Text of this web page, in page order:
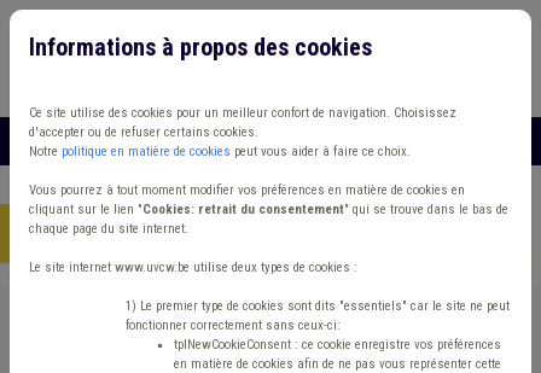
Accueil > Caméra
Trouver un contenu
Informations à propos des cookies
Ce site utilise des cookies pour un meilleur confort de navigation. Choisissez
d'accepter ou de refuser certains cookies.
Notre politique en matière de cookies peut vous aider à faire ce choix.
Vous pourrez à tout moment modifier vos préférences en matière de cookies en
cliquant sur le lien "Cookies: retrait du consentement" qui se trouve dans le bas de
chaque page du site internet.
Le site internet www.uvcw.be utilise deux types de cookies :
1) Le premier type de cookies sont dits "essentiels" car le site ne peut
fonctionner correctement sans ceux-ci:
tplNewCookieConsent : ce cookie enregistre vos préférences
en matière de cookies afin de ne pas vous représenter cette